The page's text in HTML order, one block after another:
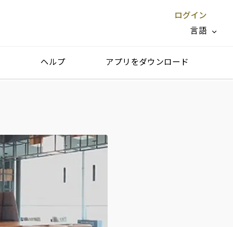
ログイン
言語
閉じる X
ヘルプ アプリをダウンロード